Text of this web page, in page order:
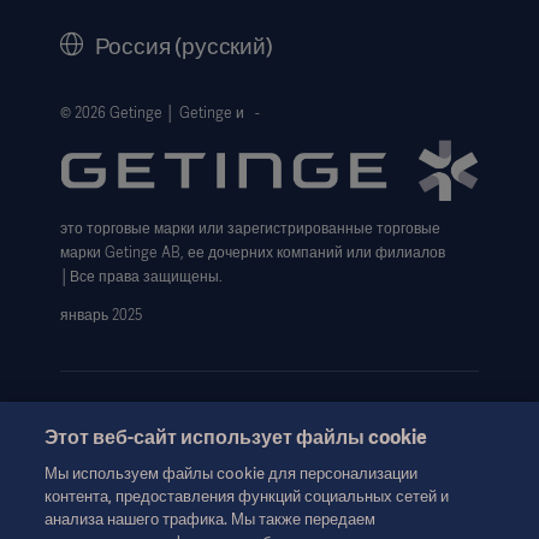
9. Preoperative intra-aortic balloon pump use in high-risk
decreases the risk for morbidity and mortality—A meta-
analysis of 9,212 patients. J Card Surg. 2017;32:177–185
Journal of Cardiothoracic and Vascular Anesthesia 31
(2017) 291–308
Website Privacy Policy
Website use disclaimer
Cookie Notice
Data Subject Request Form
Россия (русский)
© 2026 Getinge │ Getinge и -
это торговые марки или зарегистрированные торговые
марки Getinge AB, ее дочерних компаний или филиалов
│Все права защищены.
январь 2025
Эта информация предназначена исключительно для
медицинских работников или других профессиональных
аудиторий и носит сугубо информационный характер, не
Этот веб-сайт использует файлы cookie
Мы используем файлы cookie для персонализации
контента, предоставления функций социальных сетей и
анализа нашего трафика. Мы также передаем